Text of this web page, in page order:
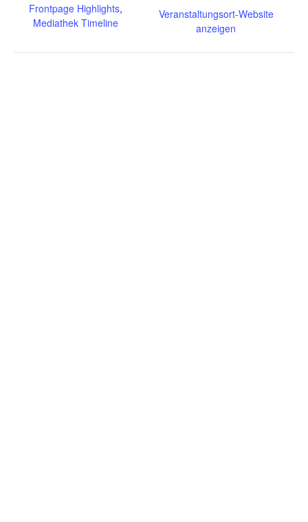
Frontpage Highlights,
Mediathek Timeline
Veranstaltungsort-Website
anzeigen